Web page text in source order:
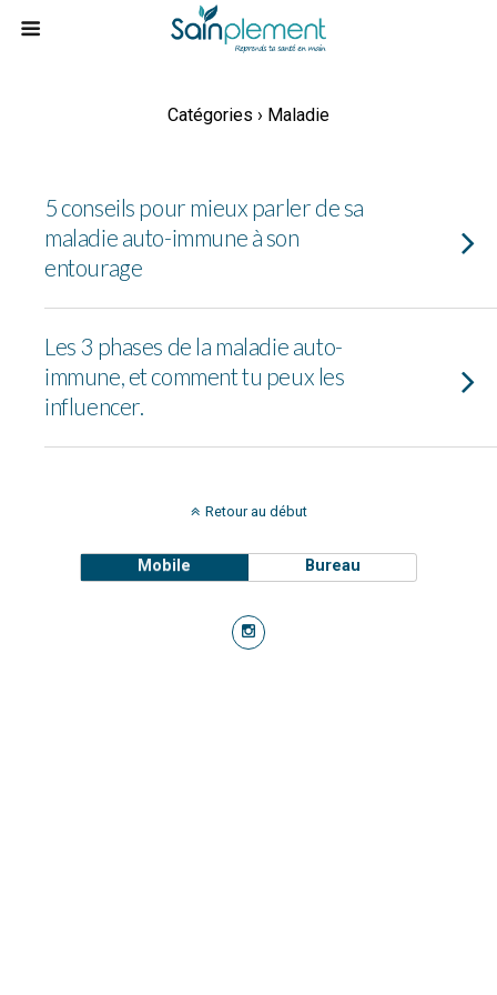
Catégories › Maladie
5 conseils pour mieux parler de sa
maladie auto-immune à son
entourage
Les 3 phases de la maladie auto-
immune, et comment tu peux les
influencer.
Retour au début
Mobile Bureau